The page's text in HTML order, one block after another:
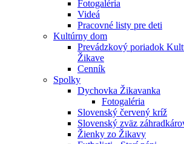
Fotogaléria
Videá
Pracovné listy pre deti
Kultúrny dom
Prevádzkový poriadok
Žikave
Cenník
Spolky
Dychovka Žikavanka
Fotogaléria
Slovenský červený kríž
Slovenský zväz
Žienky zo Žikavy